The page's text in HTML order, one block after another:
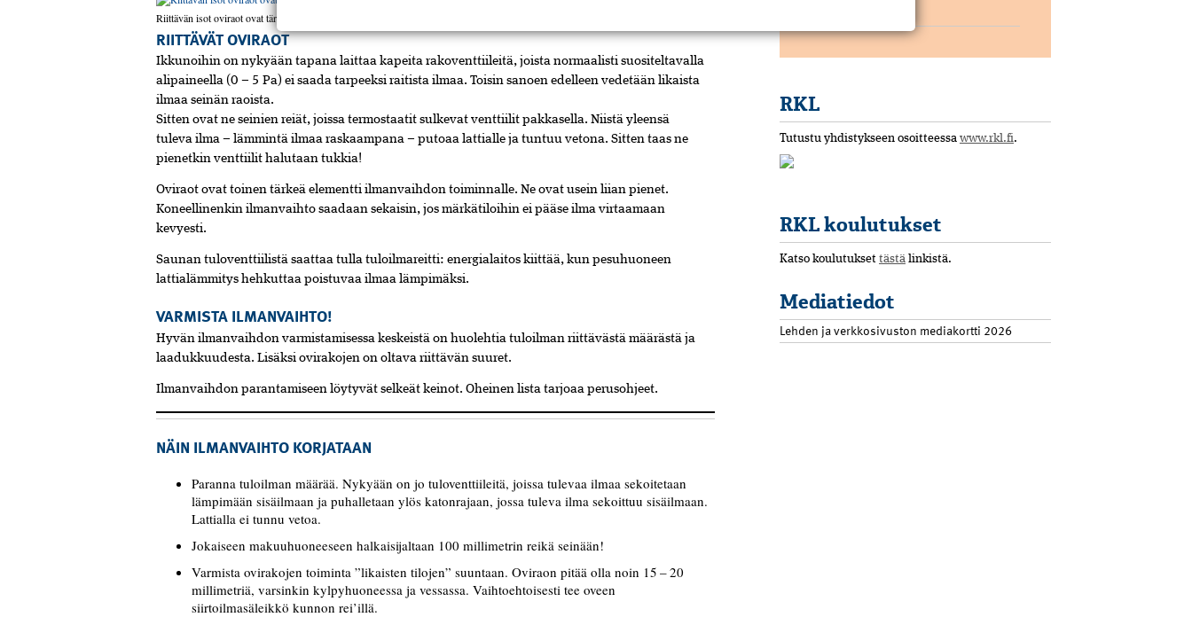
Riittävän isot oviraot ovat tärkeitä asunnon ilmanvaihdon toiminnalle. Usein raot ovat aivan liian pienet.
RIITTÄVÄT OVIRAOT
Ikkunoihin on nykyään tapana laittaa kapeita rakoventtiileitä, joista normaalisti suositeltavalla
alipaineella (0 – 5 Pa) ei saada tarpeeksi raitista ilmaa. Toisin sanoen edelleen vedetään likaista
ilmaa seinän ­raoista.
Sitten ovat ne seinien reiät, joissa termostaatit­ sulkevat venttiilit pakkasella. Niistä yleensä
tuleva­ ­ilma – lämmintä ilmaa raskaampana – putoaa lattialle ja tuntuu vetona. Sitten taas ne
pienetkin venttiilit halutaan tukkia!
Oviraot ovat toinen tärkeä elementti ilmanvaihdon toiminnalle. Ne ovat usein liian pienet.
Koneellinenkin ilmanvaihto saadaan sekaisin, jos märkätiloihin ei pääse ilma virtaamaan
kevyesti.
Saunan tuloventtiilistä saattaa tulla tuloilmareitti: energialaitos kiittää, kun pesuhuoneen
lattialämmitys hehkuttaa poistuvaa ilmaa lämpimäksi.
VARMISTA ILMANVAIHTO!
Hyvän ilmanvaihdon varmistamisessa keskeistä on huolehtia tuloilman riittävästä määrästä ja
laadukkuudesta. Lisäksi ovirakojen on oltava riittävän suuret.
Ilmanvaihdon parantamiseen löytyvät selkeät keinot. Oheinen lista tarjoaa perusohjeet.
NÄIN ILMANVAIHTO KORJATAAN
Paranna tuloilman määrää. Nykyään on jo tuloventtiileitä, joissa tulevaa ilmaa sekoitetaan
lämpimään sisäilmaan ja puhalletaan ylös katonrajaan, jossa tuleva ilma sekoittuu sisäilmaan.
Lattialla ei tunnu vetoa.
Jokaiseen makuuhuoneeseen halkaisijaltaan 100 millimetrin reikä seinään!
Varmista ovirakojen toiminta ”likaisten tilojen” suuntaan. Oviraon pitää olla noin 15 – 20
millimetriä, varsinkin kylpyhuoneessa ja vessassa. Vaihtoehtoisesti tee oveen
siirtoilmasäleikkö kunnon rei’illä.
RKL
Tutustu yhdistykseen osoitteessa www.rkl.fi.
RKL koulutukset
Katso koulutukset tästä linkistä.
Mediatiedot
Lehden ja verkkosivuston mediakortti 2026